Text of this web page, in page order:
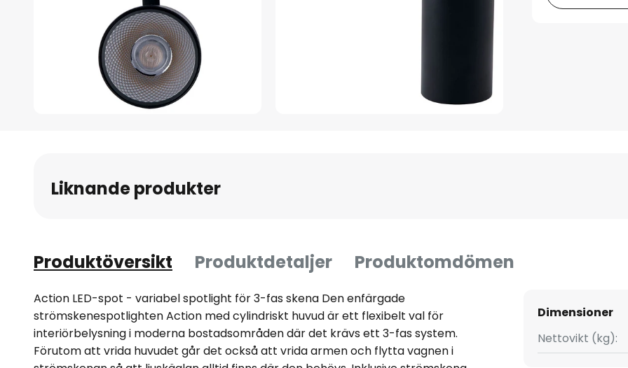
bildgalleriet
Liknande produkter
Produktöversikt Produktdetaljer Produktomdömen
Action LED-spot - variabel spotlight för 3-fas skena Den enfärgade
strömskenespotlighten Action med cylindriskt huvud är ett flexibelt val för
interiörbelysning i moderna bostadsområden där det krävs ett 3-fas system.
Förutom att vrida huvudet går det också att vrida armen och flytta vagnen i
Dimensioner
Nettovikt (kg):